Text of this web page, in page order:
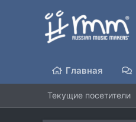
Главная
Текущие посетители